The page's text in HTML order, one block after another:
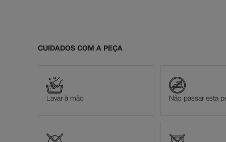
CUIDADOS COM A PEÇA
Lavar à mão Não passar esta